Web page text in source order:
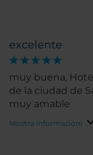
excelente
muy buena,
de la ciudad de
muy amable
Mostra informazioni